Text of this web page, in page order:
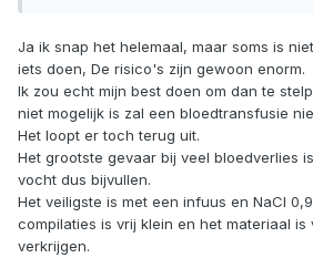
Ja ik snap het helemaal, maar soms is
iets doen, De risico's zijn gewoon enorm.
Ik zou echt mijn best doen om dan te
niet mogelijk is zal een bloedtransfusie
Het loopt er toch terug uit.
Het grootste gevaar bij veel bloedverlies
vocht dus bijvullen.
Het veiligste is met een infuus en NaCl
compilaties is vrij klein en het materiaal is
verkrijgen.